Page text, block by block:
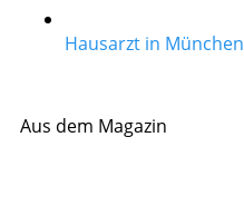
Hausarzt in München
Aus dem Magazin